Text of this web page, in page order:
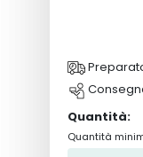
Quantità:
Quantità